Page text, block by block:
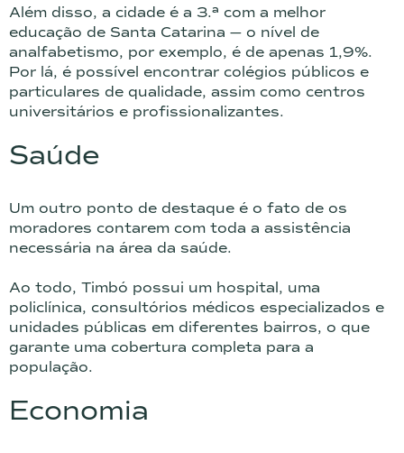
Além disso, a cidade é a 3.ª com a melhor
educação de Santa Catarina — o nível de
analfabetismo, por exemplo, é de apenas 1,9%.
Por lá, é possível encontrar colégios públicos e
particulares de qualidade, assim como centros
universitários e profissionalizantes.
Saúde
Um outro ponto de destaque é o fato de os
moradores contarem com toda a assistência
necessária na área da saúde.
Ao todo, Timbó possui um hospital, uma
policlínica, consultórios médicos especializados e
unidades públicas em diferentes bairros, o que
garante uma cobertura completa para a
população.
Economia